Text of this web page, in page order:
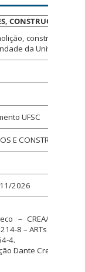
CONSTRUÇÃO E
construção e
da
UFSC
E CONSTRUÇÃO
2026
– CREA/SC
8 – ARTs
4.
Dante Crespo